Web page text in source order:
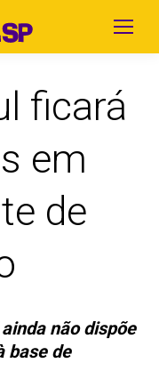
ficará
em
de
não dispõe
base de